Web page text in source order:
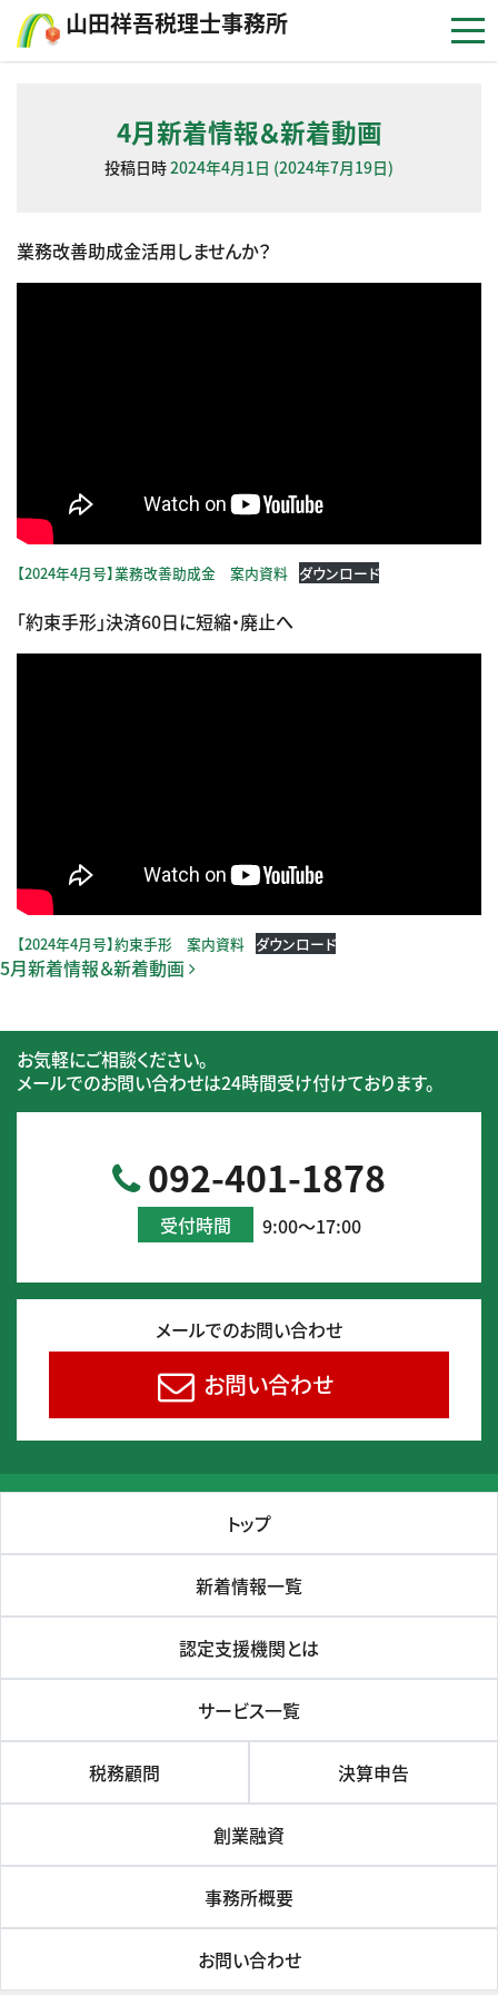
コンテンツへスキップ
⼭⽥祥吾税理⼠事務所
4月新着情報＆新着動画
投稿日時2024年4月1日 (2024年7月19日)
業務改善助成金活用しませんか？
【2024年4月号】業務改善助成金 案内資料 ダウンロード
「約束手形」決済60日に短縮・廃止へ
【2024年4月号】約束手形 案内資料 ダウンロード
投稿ナビゲーション
5月新着情報＆新着動画
お気軽にご相談ください。
メールでのお問い合わせは24時間受け付けております。
092-401-1878
受付時間 9:00～17:00
メールでのお問い合わせ
お問い合わせ
トップ
新着情報一覧
認定支援機関とは
サービス一覧
税務顧問 決算申告
創業融資
事務所概要
お問い合わせ